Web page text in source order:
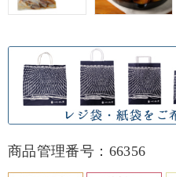
商品管理番号：66356